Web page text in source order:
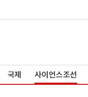
국제 사이언스조선